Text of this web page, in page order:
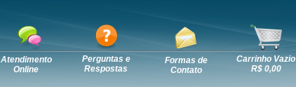
Atendimento
Online
Perguntas e
Respostas
Formas de
Contato
Carrinho Vazio
R$ 0,00